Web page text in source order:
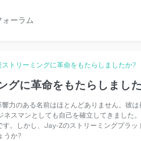
ーラム
トリーミングに革命をもたらしましたか?
グに革命をもたらしまし
力のある名前はほとんどありません。彼
スマンとしても自己を確立してきました
。しかし、Jay-Zのストリーミングプラ
うか?